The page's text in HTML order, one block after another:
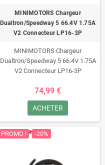
MINIMOTORS Chargeur
Dualtron/Speedway 5 66.4V 1.75A
V2 Connecteur LP16-3P
MINIMOTORS Chargeur
Dualtron/Speedway 5 66.4V 1.75A
V2 Connecteur LP16-3P
74,99 €
ACHETER
PROMO ! -20%